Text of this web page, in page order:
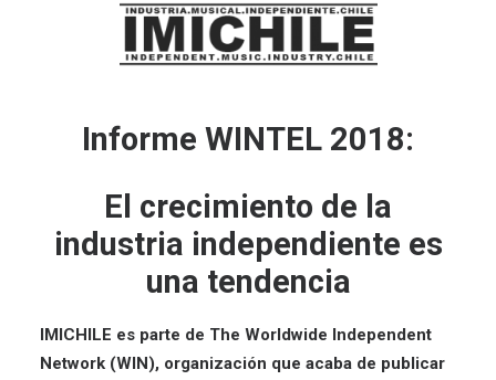
Informe WINTEL 2018:
El crecimiento de la
industria independiente es
una tendencia
IMICHILE es parte de The Worldwide Independent
Network (WIN), organización que acaba de publicar